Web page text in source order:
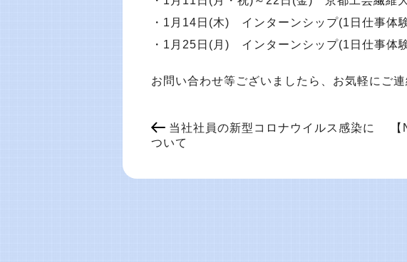
・1月14日(木) インターンシップ(1日仕事体
・1月25日(月) インターンシップ(1日仕事体
お問い合わせ等ございましたら、お気軽にご
当社社員の新型コロナウイルス感染に
ついて